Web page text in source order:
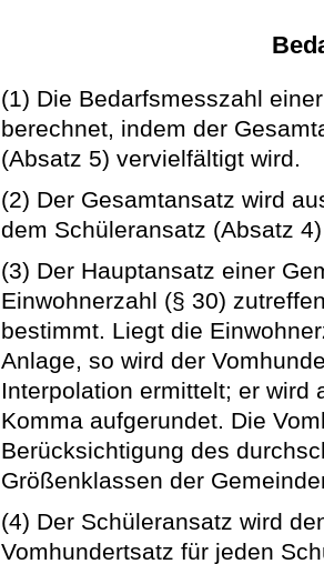
(1) Die Bedarfsmesszahl
berechnet, indem der
(Absatz 5) vervielfältigt wird.
(2) Der Gesamtansatz wird
dem Schüleransatz (Absatz
(3) Der Hauptansatz einer
Einwohnerzahl (§ 30)
bestimmt. Liegt die
Anlage, so wird der
Interpolation ermittelt; er wird
Komma aufgerundet. Die
Berücksichtigung des
Größenklassen der
(4) Der Schüleransatz wird
Vomhundertsatz für jeden